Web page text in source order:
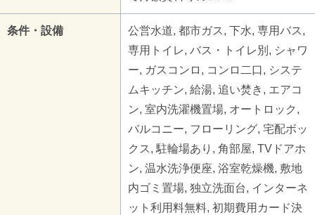
条件・設備
公営水道, 都市ガス, 下水, 専用バス,
専用トイレ, バス・トイレ別, シャワ
ー, ガスコンロ, コンロ二口, システ
ムキッチン, 給湯, 追い焚き, エアコ
ン, 室内洗濯機置場, オートロック,
バルコニー, フローリング, 宅配ボッ
クス, 駐輪場あり, 角部屋, TVドアホ
ン, 温水洗浄便座, 浴室乾燥機, 敷地
内ゴミ置場, 独立洗面台, インターネ
ット利用料無料, 初期費用カード決